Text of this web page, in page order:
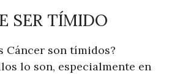
SER TÍMIDO
Cáncer son tímidos?
lo son, especialmente en